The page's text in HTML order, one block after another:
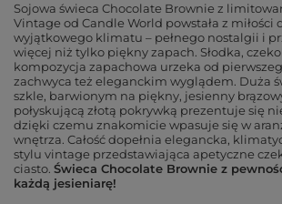
Sojowa świeca Chocolate Brownie z
Vintage od Candle World powstała z miłości
wyjątkowego klimatu – pełnego nostalgii i
więcej niż tylko piękny zapach. Słodka,
kompozycja zapachowa urzeka od
zachwyca też eleganckim wyglądem. Duża
szkle, barwionym na piękny, jesienny
połyskującą złotą pokrywką prezentuje się
dzięki czemu znakomicie wpasuje się w
wnętrza. Całość dopełnia elegancka,
stylu vintage przedstawiająca apetyczne
ciasto. Świeca Chocolate Brownie z
każdą jesieniarę!